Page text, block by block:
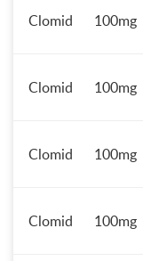
Clomid 100mg
Clomid 100mg
Clomid 100mg
Clomid 100mg